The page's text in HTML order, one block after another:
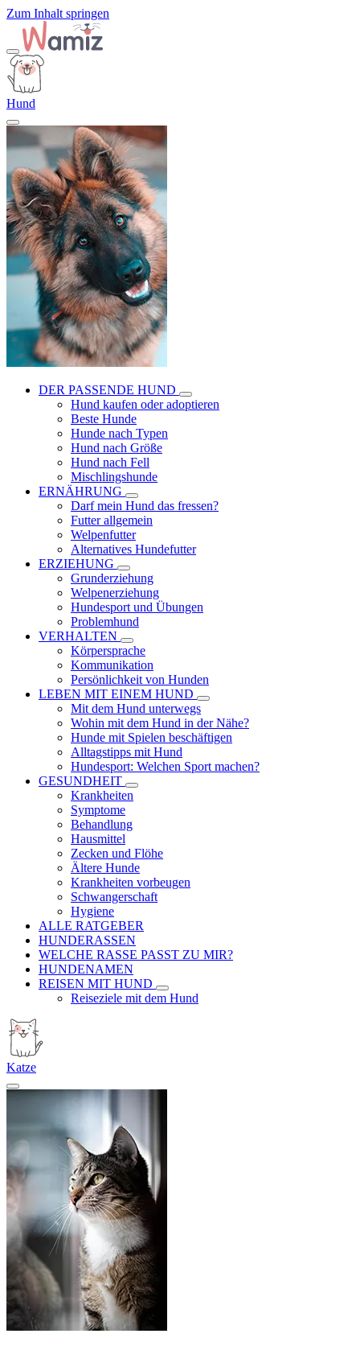
Zum Inhalt springen
Hund
DER PASSENDE HUND
Hund kaufen oder adoptieren
Beste Hunde
Hunde nach Typen
Hund nach Größe
Hund nach Fell
Mischlingshunde
ERNÄHRUNG
Darf mein Hund das fressen?
Futter allgemein
Welpenfutter
Alternatives Hundefutter
ERZIEHUNG
Grunderziehung
Welpenerziehung
Hundesport und Übungen
Problemhund
VERHALTEN
Körpersprache
Kommunikation
Persönlichkeit von Hunden
LEBEN MIT EINEM HUND
Mit dem Hund unterwegs
Wohin mit dem Hund in der Nähe?
Hunde mit Spielen beschäftigen
Alltagstipps mit Hund
Hundesport: Welchen Sport machen?
GESUNDHEIT
Krankheiten
Symptome
Behandlung
Hausmittel
Zecken und Flöhe
Ältere Hunde
Krankheiten vorbeugen
Schwangerschaft
Hygiene
ALLE RATGEBER
HUNDERASSEN
WELCHE RASSE PASST ZU MIR?
HUNDENAMEN
REISEN MIT HUND
Reiseziele mit dem Hund
Katze